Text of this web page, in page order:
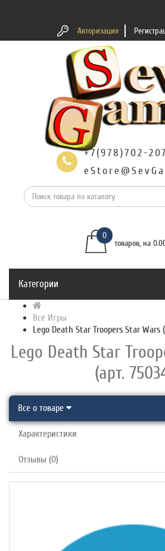
Авторизация
+7(978)702-
0
товаров, на
Категории
Все Игры
Lego Death Star Troopers Star Wars
Lego Death Star
(арт.
Все о товаре
Характеристики
Отзывы (0)